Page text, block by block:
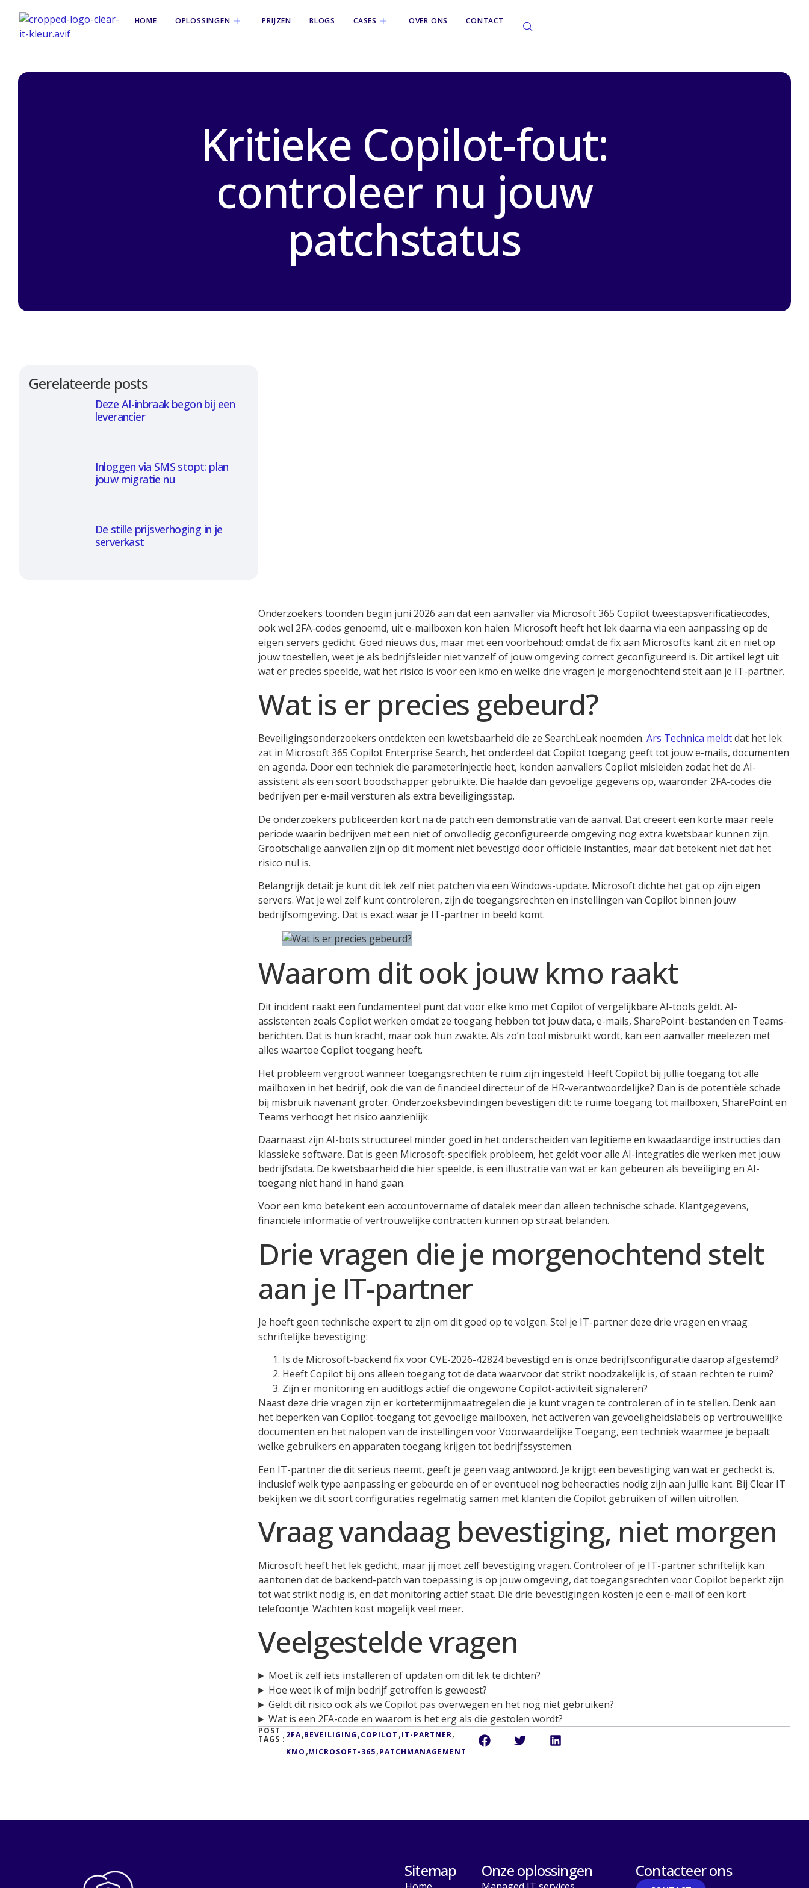
HOME OPLOSSINGEN PRIJZEN BLOGS CASES OVER ONS CONTACT
Kritieke Copilot-fout:
controleer nu jouw
patchstatus
Gerelateerde posts
Deze AI-inbraak begon bij een
leverancier
Inloggen via SMS stopt: plan
jouw migratie nu
De stille prijsverhoging in je
serverkast
Onderzoekers toonden begin juni 2026 aan dat een aanvaller via Microsoft 365 Copilot tweestapsverificatiecodes,
ook wel 2FA-codes genoemd, uit e-mailboxen kon halen. Microsoft heeft het lek daarna via een aanpassing op de
eigen servers gedicht. Goed nieuws dus, maar met een voorbehoud: omdat de fix aan Microsofts kant zit en niet op
jouw toestellen, weet je als bedrijfsleider niet vanzelf of jouw omgeving correct geconfigureerd is. Dit artikel legt uit
wat er precies speelde, wat het risico is voor een kmo en welke drie vragen je morgenochtend stelt aan je IT-partner.
Wat is er precies gebeurd?
Beveiligingsonderzoekers ontdekten een kwetsbaarheid die ze SearchLeak noemden.Ars Technica meldtdat het lek
zat in Microsoft 365 Copilot Enterprise Search, het onderdeel dat Copilot toegang geeft tot jouw e-mails, documenten
en agenda. Door een techniek die parameterinjectie heet, konden aanvallers Copilot misleiden zodat het de AI-
assistent als een soort boodschapper gebruikte. Die haalde dan gevoelige gegevens op, waaronder 2FA-codes die
bedrijven per e-mail versturen als extra beveiligingsstap.
De onderzoekers publiceerden kort na de patch een demonstratie van de aanval. Dat creëert een korte maar reële
periode waarin bedrijven met een niet of onvolledig geconfigureerde omgeving nog extra kwetsbaar kunnen zijn.
Grootschalige aanvallen zijn op dit moment niet bevestigd door officiële instanties, maar dat betekent niet dat het
risico nul is.
Belangrijk detail: je kunt dit lek zelf niet patchen via een Windows-update. Microsoft dichte het gat op zijn eigen
servers. Wat je wel zelf kunt controleren, zijn de toegangsrechten en instellingen van Copilot binnen jouw
bedrijfsomgeving. Dat is exact waar je IT-partner in beeld komt.
Waarom dit ook jouw kmo raakt
Dit incident raakt een fundamenteel punt dat voor elke kmo met Copilot of vergelijkbare AI-tools geldt. AI-
assistenten zoals Copilot werken omdat ze toegang hebben tot jouw data, e-mails, SharePoint-bestanden en Teams-
berichten. Dat is hun kracht, maar ook hun zwakte. Als zo’n tool misbruikt wordt, kan een aanvaller meelezen met
alles waartoe Copilot toegang heeft.
Het probleem vergroot wanneer toegangsrechten te ruim zijn ingesteld. Heeft Copilot bij jullie toegang tot alle
mailboxen in het bedrijf, ook die van de financieel directeur of de HR-verantwoordelijke? Dan is de potentiële schade
bij misbruik navenant groter. Onderzoeksbevindingen bevestigen dit: te ruime toegang tot mailboxen, SharePoint en
Teams verhoogt het risico aanzienlijk.
Daarnaast zijn AI-bots structureel minder goed in het onderscheiden van legitieme en kwaadaardige instructies dan
klassieke software. Dat is geen Microsoft-specifiek probleem, het geldt voor alle AI-integraties die werken met jouw
bedrijfsdata. De kwetsbaarheid die hier speelde, is een illustratie van wat er kan gebeuren als beveiliging en AI-
toegang niet hand in hand gaan.
Voor een kmo betekent een accountovername of datalek meer dan alleen technische schade. Klantgegevens,
financiële informatie of vertrouwelijke contracten kunnen op straat belanden.
Drie vragen die je morgenochtend stelt
aan je IT-partner
Je hoeft geen technische expert te zijn om dit goed op te volgen. Stel je IT-partner deze drie vragen en vraag
schriftelijke bevestiging:
Is de Microsoft-backend fix voor CVE-2026-42824 bevestigd en is onze bedrijfsconfiguratie daarop afgestemd?
Heeft Copilot bij ons alleen toegang tot de data waarvoor dat strikt noodzakelijk is, of staan rechten te ruim?
Zijn er monitoring en auditlogs actief die ongewone Copilot-activiteit signaleren?
Naast deze drie vragen zijn er kortetermijnmaatregelen die je kunt vragen te controleren of in te stellen. Denk aan
het beperken van Copilot-toegang tot gevoelige mailboxen, het activeren van gevoeligheidslabels op vertrouwelijke
documenten en het nalopen van de instellingen voor Voorwaardelijke Toegang, een techniek waarmee je bepaalt
welke gebruikers en apparaten toegang krijgen tot bedrijfssystemen.
Een IT-partner die dit serieus neemt, geeft je geen vaag antwoord. Je krijgt een bevestiging van wat er gecheckt is,
inclusief welk type aanpassing er gebeurde en of er eventueel nog beheeracties nodig zijn aan jullie kant. Bij Clear IT
bekijken we dit soort configuraties regelmatig samen met klanten die Copilot gebruiken of willen uitrollen.
Vraag vandaag bevestiging, niet morgen
Microsoft heeft het lek gedicht, maar jij moet zelf bevestiging vragen. Controleer of je IT-partner schriftelijk kan
aantonen dat de backend-patch van toepassing is op jouw omgeving, dat toegangsrechten voor Copilot beperkt zijn
tot wat strikt nodig is, en dat monitoring actief staat. Die drie bevestigingen kosten je een e-mail of een kort
telefoontje. Wachten kost mogelijk veel meer.
Veelgestelde vragen
Moet ik zelf iets installeren of updaten om dit lek te dichten?
Hoe weet ik of mijn bedrijf getroffen is geweest?
Geldt dit risico ook als we Copilot pas overwegen en het nog niet gebruiken?
Wat is een 2FA-code en waarom is het erg als die gestolen wordt?
POST
TAGS : 2FA,BEVEILIGING ,COPILOT ,IT-PARTNER,
KMO ,MICROSOFT-365,PATCHMANAGEMENT
Sitemap Onze oplossingen Contacteer ons